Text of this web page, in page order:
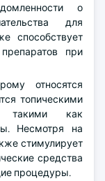
о
для
способствует
при
относятся
топическими
такими как
Несмотря на
стимулирует
средства
процедуры.